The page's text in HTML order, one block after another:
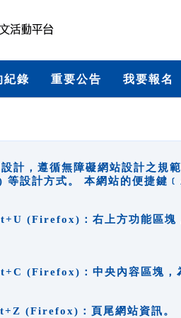
紀錄 重要公告 我要報名
計，遵循無障礙網站設計之
設計方式。 本網站的便捷鍵
(Firefox)：右上方功能區塊，
(Firefox)：中央內容區塊，為
(Firefox)：頁尾網站資訊。